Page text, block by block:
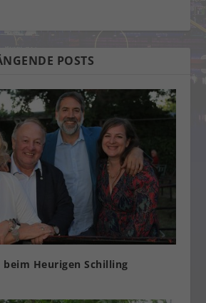
POSTS
Heurigen Schilling